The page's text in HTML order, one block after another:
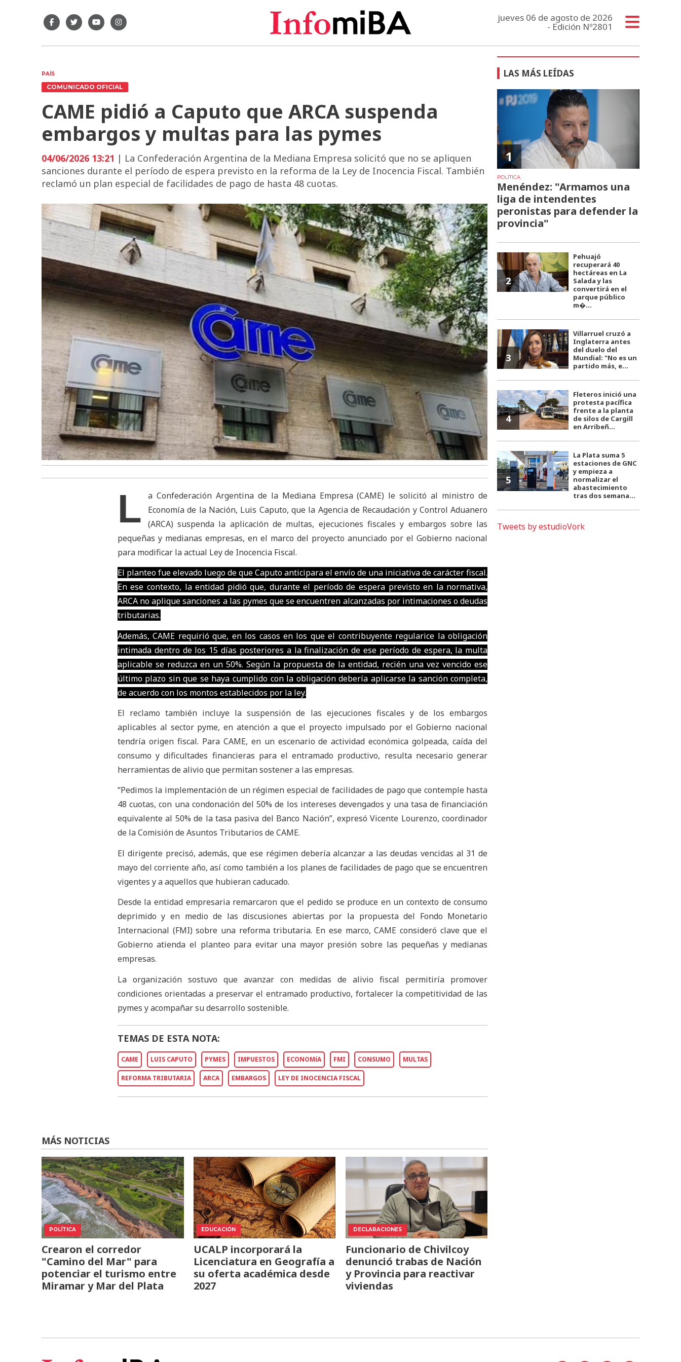
jueves 06 de agosto de 2026
- Edición Nº2801
PAÍS
COMUNICADO OFICIAL
CAME pidió a Caputo que ARCA suspenda
embargos y multas para las pymes
04/06/2026 13:21 | La Confederación Argentina de la Mediana Empresa solicitó que no se apliquen
sanciones durante el período de espera previsto en la reforma de la Ley de Inocencia Fiscal. También
reclamó un plan especial de facilidades de pago de hasta 48 cuotas.
L
a Confederación Argentina de la Mediana Empresa (CAME) le solicitó al ministro de
Economía de la Nación, Luis Caputo, que la Agencia de Recaudación y Control Aduanero
(ARCA) suspenda la aplicación de multas, ejecuciones fiscales y embargos sobre las
pequeñas y medianas empresas, en el marco del proyecto anunciado por el Gobierno nacional
para modificar la actual Ley de Inocencia Fiscal.
El planteo fue elevado luego de que Caputo anticipara el envío de una iniciativa de carácter fiscal.
En ese contexto, la entidad pidió que, durante el período de espera previsto en la normativa,
ARCA no aplique sanciones a las pymes que se encuentren alcanzadas por intimaciones o deudas
tributarias.
Además, CAME requirió que, en los casos en los que el contribuyente regularice la obligación
intimada dentro de los 15 días posteriores a la finalización de ese período de espera, la multa
aplicable se reduzca en un 50%. Según la propuesta de la entidad, recién una vez vencido ese
último plazo sin que se haya cumplido con la obligación debería aplicarse la sanción completa,
de acuerdo con los montos establecidos por la ley.
El reclamo también incluye la suspensión de las ejecuciones fiscales y de los embargos
aplicables al sector pyme, en atención a que el proyecto impulsado por el Gobierno nacional
tendría origen fiscal. Para CAME, en un escenario de actividad económica golpeada, caída del
consumo y dificultades financieras para el entramado productivo, resulta necesario generar
herramientas de alivio que permitan sostener a las empresas.
“Pedimos la implementación de un régimen especial de facilidades de pago que contemple hasta
48 cuotas, con una condonación del 50% de los intereses devengados y una tasa de financiación
equivalente al 50% de la tasa pasiva del Banco Nación”, expresó Vicente Lourenzo, coordinador
de la Comisión de Asuntos Tributarios de CAME.
El dirigente precisó, además, que ese régimen debería alcanzar a las deudas vencidas al 31 de
mayo del corriente año, así como también a los planes de facilidades de pago que se encuentren
vigentes y a aquellos que hubieran caducado.
Desde la entidad empresaria remarcaron que el pedido se produce en un contexto de consumo
deprimido y en medio de las discusiones abiertas por la propuesta del Fondo Monetario
Internacional (FMI) sobre una reforma tributaria. En ese marco, CAME consideró clave que el
Gobierno atienda el planteo para evitar una mayor presión sobre las pequeñas y medianas
empresas.
La organización sostuvo que avanzar con medidas de alivio fiscal permitiría promover
condiciones orientadas a preservar el entramado productivo, fortalecer la competitividad de las
pymes y acompañar su desarrollo sostenible.
TEMAS DE ESTA NOTA:
CAME LUIS CAPUTO PYMES IMPUESTOS ECONOMíA FMI CONSUMO MULTAS
REFORMA TRIBUTARIA ARCA EMBARGOS LEY DE INOCENCIA FISCAL
MÁS NOTICIAS
POLÍTICA
Crearon el corredor
"Camino del Mar" para
potenciar el turismo entre
Miramar y Mar del Plata
EDUCACIÓN
UCALP incorporará la
Licenciatura en Geografía a
su oferta académica desde
2027
DECLARACIONES
Funcionario de Chivilcoy
denunció trabas de Nación
y Provincia para reactivar
viviendas
LAS MÁS LEÍDAS
1
POLÍTICA
Menéndez: "Armamos una
liga de intendentes
peronistas para defender la
provincia"
2
Pehuajó
recuperará 40
hectáreas en La
Salada y las
convertirá en el
parque público
m�...
3
Villarruel cruzó a
Inglaterra antes
del duelo del
Mundial: "No es un
partido más, e...
4
Fleteros inició una
protesta pacífica
frente a la planta
de silos de Cargill
en Arribeñ...
5
La Plata suma 5
estaciones de GNC
y empieza a
normalizar el
abastecimiento
tras dos semana...
Tweets by estudioVork